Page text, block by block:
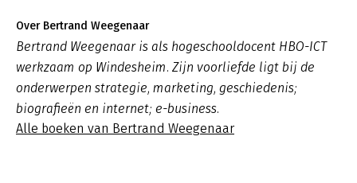
Over Bertrand Weegenaar
Bertrand Weegenaar is als hogeschooldocent HBO-ICT
werkzaam op Windesheim. Zijn voorliefde ligt bij de
onderwerpen strategie, marketing, geschiedenis;
biografieën en internet; e-business.
Alle boeken van Bertrand Weegenaar